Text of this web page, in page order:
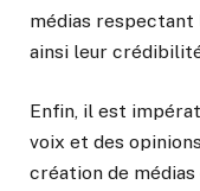
médias
ainsi leur
Enfin, il est
voix et des
création de